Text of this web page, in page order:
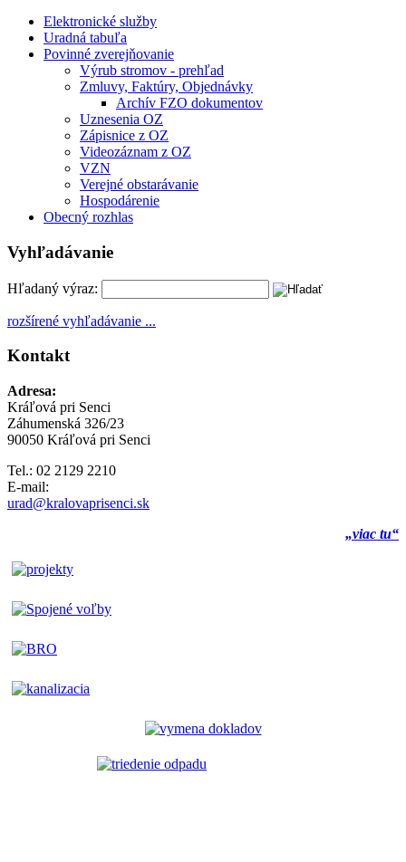
Elektronické služby
Uradná tabuľa
Povinné zverejňovanie
Výrub stromov - prehľad
Zmluvy, Faktúry, Objednávky
Archív FZO dokumentov
Uznesenia OZ
Zápisnice z OZ
Videozáznam z OZ
VZN
Verejné obstarávanie
Hospodárenie
Obecný rozhlas
Vyhľadávanie
Hľadaný výraz:
rozšírené vyhľadávanie ...
Kontakt
Adresa:
Kráľová pri Senci
Záhumenská 326/23
90050 Kráľová pri Senci
Tel.: 02 2129 2210
E-mail:
urad@kralovaprisenci.sk
„viac tu“